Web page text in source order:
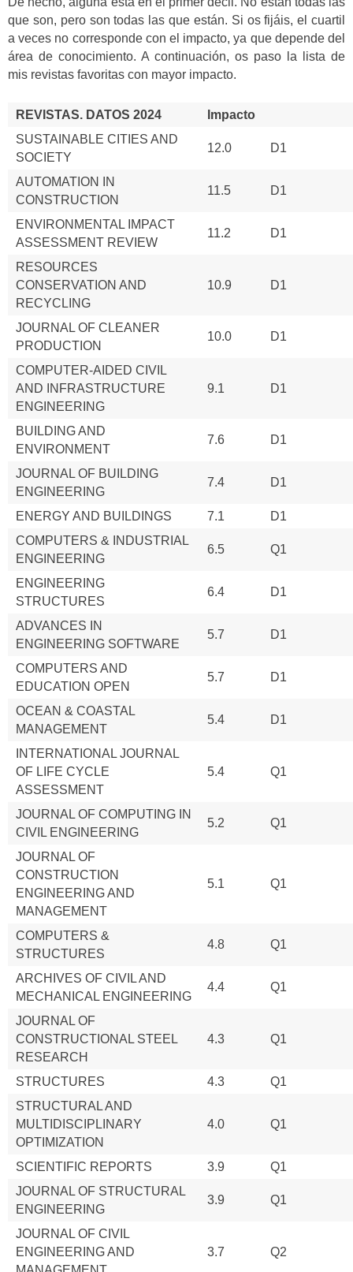
que son, pero son todas las que están. Si os fijáis, el cuartil
a veces no corresponde con el impacto, ya que depende del
área de conocimiento. A continuación, os paso la lista de
mis revistas favoritas con mayor impacto.
REVISTAS. DATOS 2024
Impacto
SUSTAINABLE CITIES AND
SOCIETY
12.0 D1
AUTOMATION IN
CONSTRUCTION
11.5 D1
ENVIRONMENTAL IMPACT
ASSESSMENT REVIEW
11.2 D1
RESOURCES
CONSERVATION AND
RECYCLING
10.9 D1
JOURNAL OF CLEANER
PRODUCTION
10.0 D1
COMPUTER-AIDED CIVIL
AND INFRASTRUCTURE
ENGINEERING
9.1 D1
BUILDING AND
ENVIRONMENT
7.6 D1
JOURNAL OF BUILDING
ENGINEERING
7.4 D1
ENERGY AND BUILDINGS 7.1
D1
COMPUTERS & INDUSTRIAL
ENGINEERING
6.5 Q1
ENGINEERING
STRUCTURES
6.4 D1
ADVANCES IN
ENGINEERING SOFTWARE
5.7 D1
COMPUTERS AND
EDUCATION OPEN
5.7 D1
OCEAN & COASTAL
MANAGEMENT
5.4 D1
INTERNATIONAL JOURNAL
OF LIFE CYCLE
ASSESSMENT
5.4 Q1
JOURNAL OF COMPUTING IN
CIVIL ENGINEERING
5.2 Q1
JOURNAL OF
CONSTRUCTION
ENGINEERING AND
MANAGEMENT
5.1 Q1
COMPUTERS &
STRUCTURES
4.8 Q1
ARCHIVES OF CIVIL AND
MECHANICAL ENGINEERING
4.4 Q1
JOURNAL OF
CONSTRUCTIONAL STEEL
RESEARCH
4.3 Q1
STRUCTURES 4.3
Q1
STRUCTURAL AND
MULTIDISCIPLINARY
OPTIMIZATION
4.0 Q1
SCIENTIFIC REPORTS 3.9
Q1
JOURNAL OF STRUCTURAL
ENGINEERING
3.9 Q1
JOURNAL OF CIVIL
ENGINEERING AND
3.7 Q2